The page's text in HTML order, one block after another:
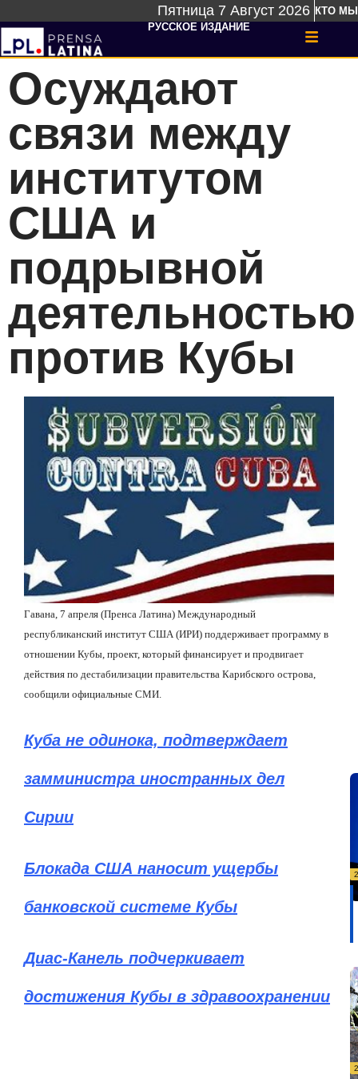
Пятница 7 Август 2026 КТО МЫ
РУССКОЕ ИЗДАНИЕ
Осуждают
связи между
институтом
США и
подрывной
деятельностью
против Кубы
Гавана, 7 апреля (Пренса Латина) Международный
республиканский институт США (ИРИ) поддерживает программу в
отношении Кубы, проект, который финансирует и продвигает
действия по дестабилизации правительства Карибского острова,
сообщили официальные СМИ.
Куба не одинока, подтверждает
замминистра иностранных дел
Сирии
Блокада США наносит ущербы
банковской системе Кубы
Диас-Канель подчеркивает
достижения Кубы в здравоохранении